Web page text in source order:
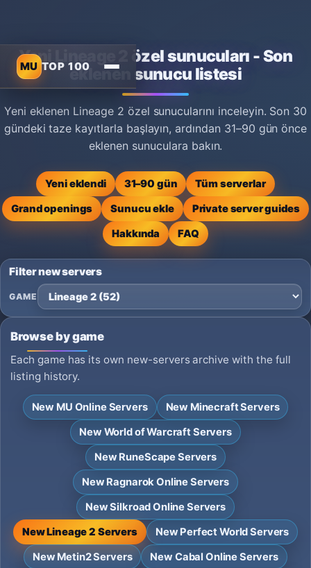
MU TOP 100
Yeni Lineage 2 özel sunucuları - Son
eklenen sunucu listesi
Yeni eklenen Lineage 2 özel sunucularını inceleyin. Son 30
gündeki taze kayıtlarla başlayın, ardından 31–90 gün önce
eklenen sunuculara bakın.
Yeni eklendi 31–90 gün
Tüm serverlar
Grand openings
Sunucu ekle
Private server guides
Hakkında
FAQ
Filter new servers
GAME
Browse by game
Each game has its own new-servers archive with the full
listing history.
New MU Online Servers
New Minecraft Servers
New World of Warcraft Servers
New RuneScape Servers
New Ragnarok Online Servers
New Silkroad Online Servers
New Lineage 2 Servers
New Perfect World Servers
New Metin2 Servers
New Cabal Online Servers